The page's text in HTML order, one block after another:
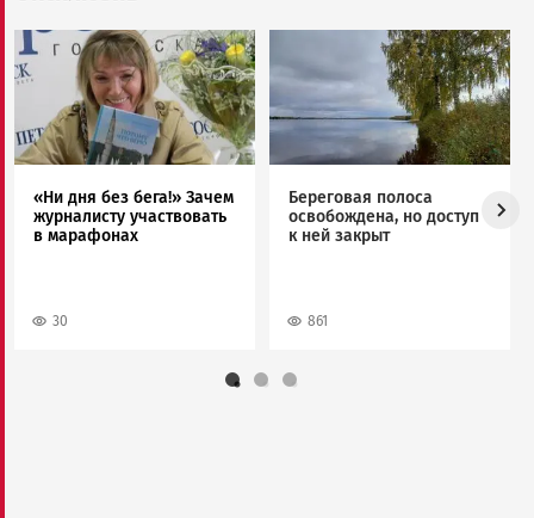
Image
«Ни дня без бега!» Зачем
журналисту участвовать
в марафонах
30
Береговая полоса
освобождена, но доступ
к ней закрыт
861